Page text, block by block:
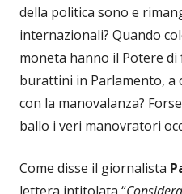
della politica sono e
internazionali? Quando
moneta hanno il Potere
burattini in Parlamento, a
con la manovalanza?
ballo i veri manovratori
Come disse il giornalista